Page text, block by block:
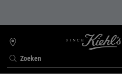
Zoeken
WINKELZOEKER